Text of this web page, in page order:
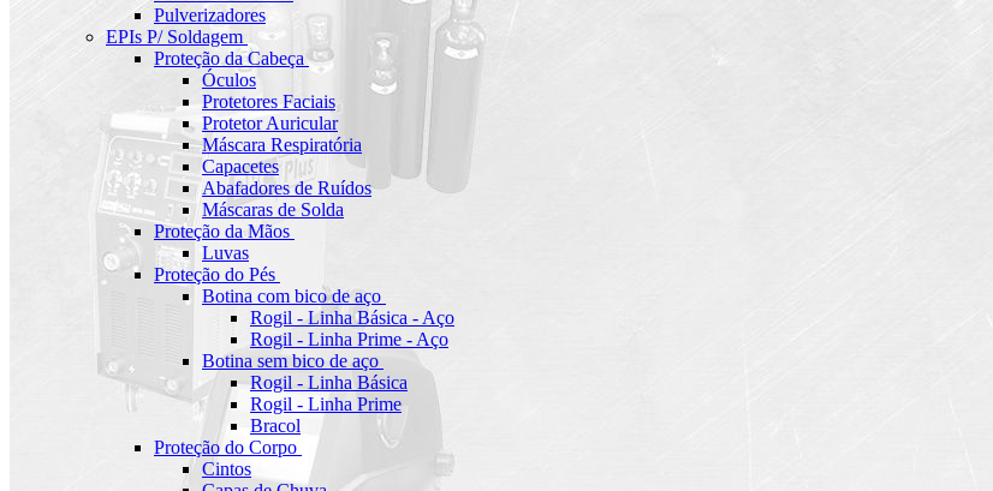
Pulverizadores
EPIs P/ Soldagem
Proteção da Cabeça
Óculos
Protetores Faciais
Protetor Auricular
Máscara Respiratória
Capacetes
Abafadores de Ruídos
Máscaras de Solda
Proteção da Mãos
Luvas
Proteção do Pés
Botina com bico de aço
Rogil - Linha Básica - Aço
Rogil - Linha Prime - Aço
Botina sem bico de aço
Rogil - Linha Básica
Rogil - Linha Prime
Bracol
Proteção do Corpo
Cintos